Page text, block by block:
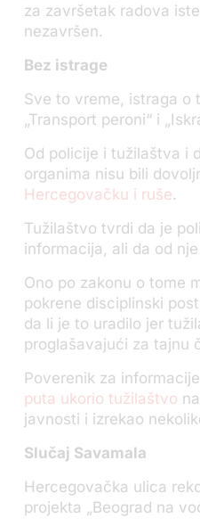
za završetak radova
nezavršen.
Bez istrage
Sve to vreme, istraga o
„Transport peroni“ i
Od policije i tužilaštva i
organima nisu bili
Hercegovačku i ruše.
Tužilaštvo tvrdi da je
informacija, ali da od
Ono po zakonu o tome
pokrene disciplinski
da li je to uradilo jer
proglašavajući za tajnu
Poverenik za
puta ukorio tužilaštvo
javnosti i izrekao
Slučaj Savamala
Hercegovačka ulica
projekta „Beograd na